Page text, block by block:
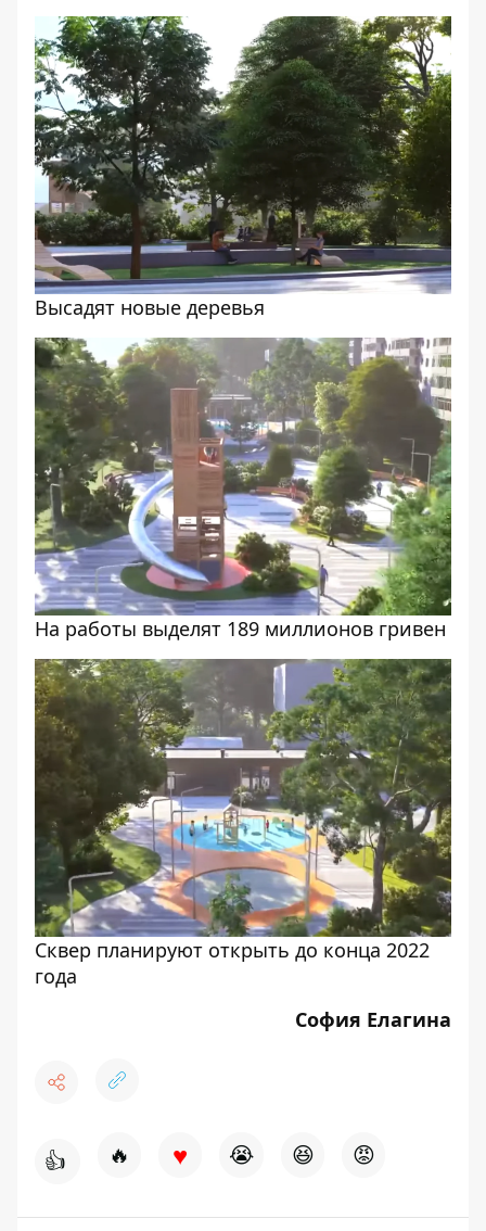
Высадят новые деревья
На работы выделят 189 миллионов гривен
Сквер планируют открыть до конца 2022
года
София Елагина
👍 🔥 ♥ 😭 😆 😡